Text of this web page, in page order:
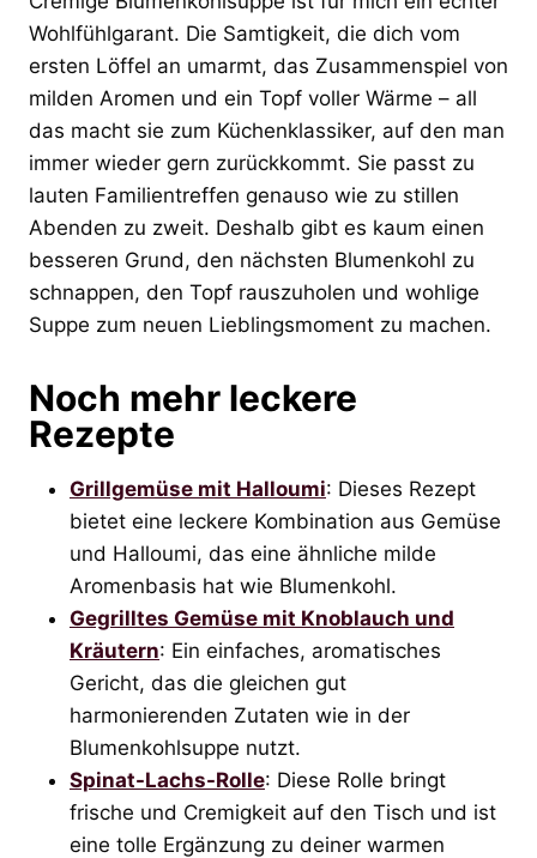
Wohlfühlgarant. Die Samtigkeit, die dich vom
ersten Löffel an umarmt, das Zusammenspiel von
milden Aromen und ein Topf voller Wärme – all
das macht sie zum Küchenklassiker, auf den man
immer wieder gern zurückkommt. Sie passt zu
lauten Familientreffen genauso wie zu stillen
Abenden zu zweit. Deshalb gibt es kaum einen
besseren Grund, den nächsten Blumenkohl zu
schnappen, den Topf rauszuholen und wohlige
Suppe zum neuen Lieblingsmoment zu machen.
Noch mehr leckere
Rezepte
Grillgemüse mit Halloumi: Dieses Rezept
bietet eine leckere Kombination aus Gemüse
und Halloumi, das eine ähnliche milde
Aromenbasis hat wie Blumenkohl.
Gegrilltes Gemüse mit Knoblauch und
Kräutern: Ein einfaches, aromatisches
Gericht, das die gleichen gut
harmonierenden Zutaten wie in der
Blumenkohlsuppe nutzt.
Spinat-Lachs-Rolle: Diese Rolle bringt
frische und Cremigkeit auf den Tisch und ist
eine tolle Ergänzung zu deiner warmen